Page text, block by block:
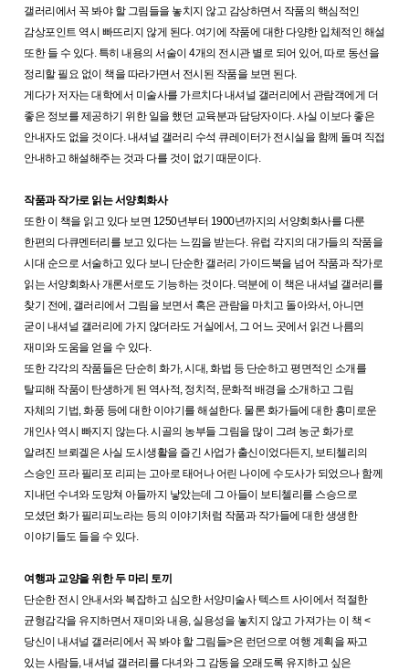
갤러리에서 꼭 봐야 할 그림들을 놓치지 않고 감상하면서 작품의 핵심적인
감상포인트 역시 빠뜨리지 않게 된다. 여기에 작품에 대한 다양한 입체적인 해설
또한 들 수 있다. 특히 내용의 서술이 4개의 전시관 별로 되어 있어, 따로 동선을
정리할 필요 없이 책을 따라가면서 전시된 작품을 보면 된다.
게다가 저자는 대학에서 미술사를 가르치다 내셔널 갤러리에서 관람객에게 더
좋은 정보를 제공하기 위한 일을 했던 교육분과 담당자이다. 사실 이보다 좋은
안내자도 없을 것이다. 내셔널 갤러리 수석 큐레이터가 전시실을 함께 돌며 직접
안내하고 해설해주는 것과 다를 것이 없기 때문이다.
작품과 작가로 읽는 서양회화사
또한 이 책을 읽고 있다 보면 1250년부터 1900년까지의 서양회화사를 다룬
한편의 다큐멘터리를 보고 있다는 느낌을 받는다. 유럽 각지의 대가들의 작품을
시대 순으로 서술하고 있다 보니 단순한 갤러리 가이드북을 넘어 작품과 작가로
읽는 서양회화사 개론서로도 기능하는 것이다. 덕분에 이 책은 내셔널 갤러리를
찾기 전에, 갤러리에서 그림을 보면서 혹은 관람을 마치고 돌아와서, 아니면
굳이 내셔널 갤러리에 가지 않더라도 거실에서, 그 어느 곳에서 읽건 나름의
재미와 도움을 얻을 수 있다.
또한 각각의 작품들은 단순히 화가, 시대, 화법 등 단순하고 평면적인 소개를
탈피해 작품이 탄생하게 된 역사적, 정치적, 문화적 배경을 소개하고 그림
자체의 기법, 화풍 등에 대한 이야기를 해설한다. 물론 화가들에 대한 흥미로운
개인사 역시 빠지지 않는다. 시골의 농부들 그림을 많이 그려 농군 화가로
알려진 브뢰겔은 사실 도시생활을 즐긴 사업가 출신이었다든지, 보티첼리의
스승인 프라 필리포 리피는 고아로 태어나 어린 나이에 수도사가 되었으나 함께
지내던 수녀와 도망쳐 아들까지 낳았는데 그 아들이 보티첼리를 스승으로
모셨던 화가 필리피노라는 등의 이야기처럼 작품과 작가들에 대한 생생한
이야기들도 들을 수 있다.
여행과 교양을 위한 두 마리 토끼
단순한 전시 안내서와 복잡하고 심오한 서양미술사 텍스트 사이에서 적절한
균형감각을 유지하면서 재미와 내용, 실용성을 놓치지 않고 가져가는 이 책 <
당신이 내셔널 갤러리에서 꼭 봐야 할 그림들>은 런던으로 여행 계획을 짜고
있는 사람들, 내셔널 갤러리를 다녀와 그 감동을 오래도록 유지하고 싶은